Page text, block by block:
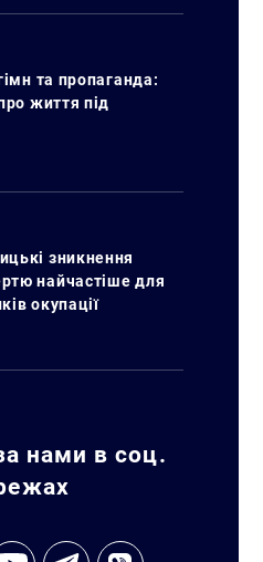
та пропаганда:
життя під
зникнення
найчастіше для
окупації
нами в соц.